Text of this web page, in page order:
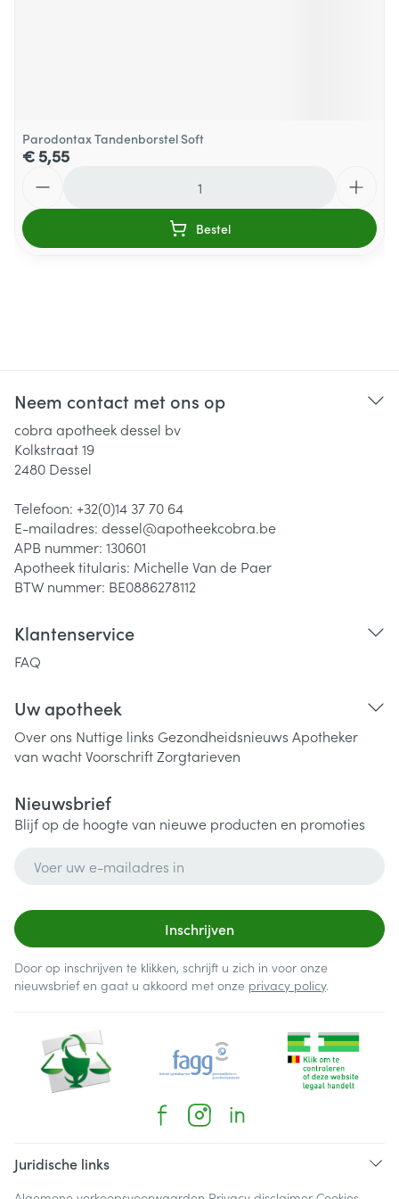
Parodontax Tandenborstel Soft
€ 5,55
Bestel
Neem contact met ons op
cobra apotheek dessel bv
Kolkstraat 19
2480 Dessel
Telefoon: +32(0)14 37 70 64
E-mailadres: dessel@apotheekcobra.be
APB nummer: 130601
Apotheek titularis: Michelle Van de Paer
BTW nummer: BE0886278112
Klantenservice
FAQ
Uw apotheek
Over ons Nuttige links Gezondheidsnieuws Apotheker
van wachtVoorschriftZorgtarieven
Nieuwsbrief
Blijf op de hoogte van nieuwe producten en promoties
Inschrijven
Door op inschrijven te klikken, schrijft u zich in voor onze
nieuwsbrief en gaat u akkoord met onze privacy policy.
Juridische links